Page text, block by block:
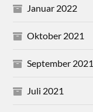
Januar 2022
Oktober 2021
September 2021
Juli 2021